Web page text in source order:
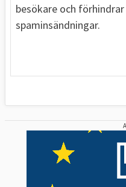
besökare och
spaminsändningar.